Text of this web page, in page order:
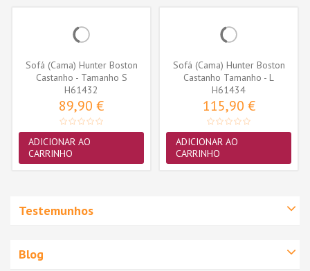
Sofá (Cama) Hunter Boston
Castanho - Tamanho S
H61432
89,90 €
ADICIONAR AO
CARRINHO
Sofá (Cama) Hunter Boston
Castanho Tamanho - L
H61434
115,90 €
ADICIONAR AO
CARRINHO
Testemunhos
Blog